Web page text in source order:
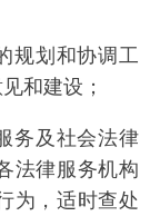
规划和协调工
和建设；
务及社会法律
法律服务机构
为，适时查处